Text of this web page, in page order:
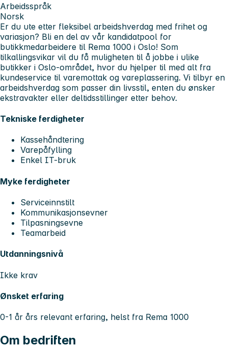
Arbeidsspråk
Norsk
Er du ute etter fleksibel arbeidshverdag med frihet og
variasjon? Bli en del av vår kandidatpool for
butikkmedarbeidere til Rema 1000 i Oslo! Som
tilkallingsvikar vil du få muligheten til å jobbe i ulike
butikker i Oslo-området, hvor du hjelper til med alt fra
kundeservice til varemottak og vareplassering. Vi tilbyr en
arbeidshverdag som passer din livsstil, enten du ønsker
ekstravakter eller deltidsstillinger etter behov.
Tekniske ferdigheter
Kassehåndtering
Varepåfylling
Enkel IT-bruk
Myke ferdigheter
Serviceinnstilt
Kommunikasjonsevner
Tilpasningsevne
Teamarbeid
Utdanningsnivå
Ikke krav
Ønsket erfaring
0-1 år års relevant erfaring, helst fra Rema 1000
Om bedriften